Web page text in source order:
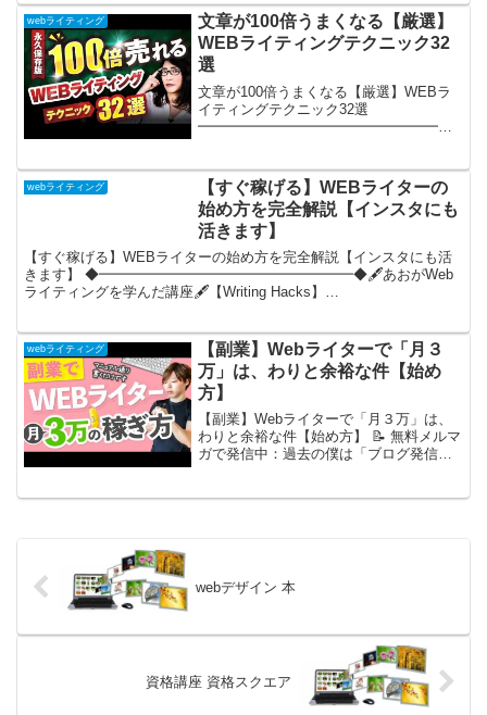
デミー通信講座「た...
webライティング
文章が100倍うまくなる【厳選】
WEBライティングテクニック32
選
文章が100倍うまくなる【厳選】WEBラ
イティングテクニック32選
━━━━━━━━━━━━━━━━━━
━●━━━━━━━━━━━━━━━━━
━━━━━━━━━テキスト×音声...
webライティング
【すぐ稼げる】WEBライターの
始め方を完全解説【インスタにも
活きます】
【すぐ稼げる】WEBライターの始め方を完全解説【インスタにも活
きます】 ◆━━━━━━━━━━━━━━━━━━◆🖋あおがWeb
ライティングを学んだ講座🖋【Writing Hacks】
webライティング
【副業】Webライターで「月３
万」は、わりと余裕な件【始め
方】
【副業】Webライターで「月３万」は、
わりと余裕な件【始め方】 📝 無料メルマ
ガで発信中：過去の僕は「ブログ発信で
webデザイン 本
資格講座 資格スクエア